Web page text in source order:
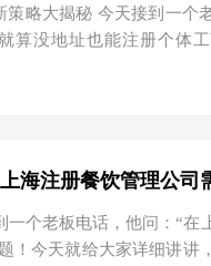
策略大揭秘 今天接到一个
算没地址也能注册个体
，近期上海确实放宽了工
过入驻这些指定区域，
海注册餐饮管理公司
一个老板电话，他问：“在
！今天就给大家详细讲讲